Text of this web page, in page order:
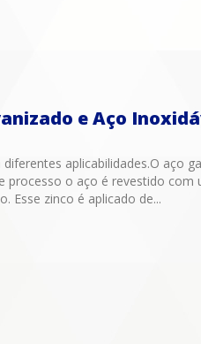
e Aço
aplicabilidades.O aço
processo o aço é revestido com
Esse zinco é aplicado de...